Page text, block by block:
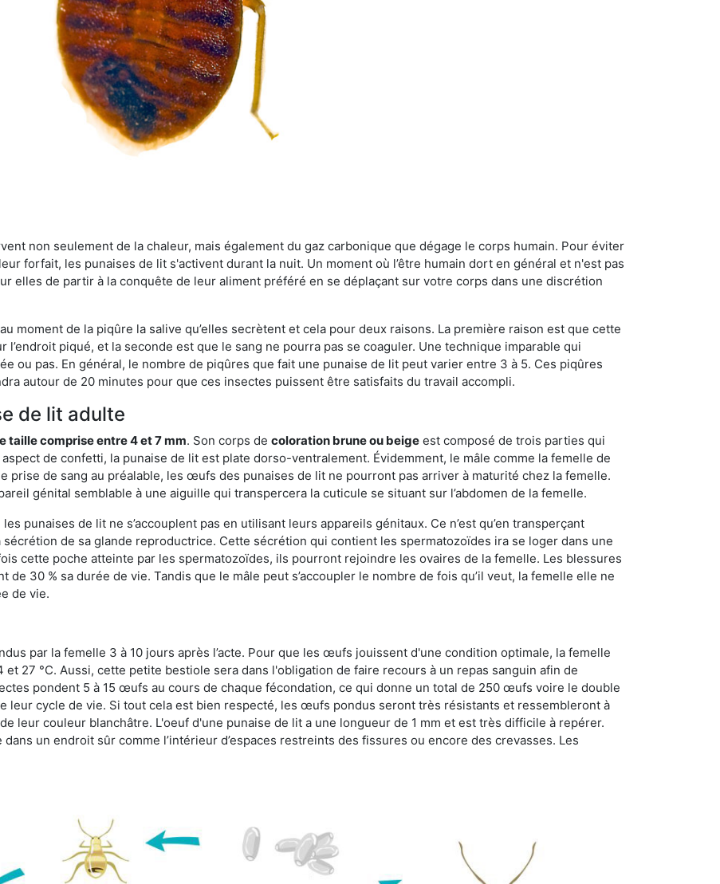
non seulement de la chaleur, mais également du gaz carbonique que dégage le corps humain. Pour éviter
forfait, les punaises de lit s'activent durant la nuit. Un moment où l’être humain dort en général et n'est pas
elles de partir à la conquête de leur aliment préféré en se déplaçant sur votre corps dans une discrétion
moment de la piqûre la salive qu’elles secrètent et cela pour deux raisons. La première raison est que cette
piqué, et la seconde est que le sang ne pourra pas se coaguler. Une technique imparable qui
ou pas. En général, le nombre de piqûres que fait une punaise de lit peut varier entre 3 à 5. Ces piqûres
autour de 20 minutes pour que ces insectes puissent être satisfaits du travail accompli.
de lit adulte
taille comprise entre 4 et 7 mm. Son corps de coloration brune ou beige est composé de trois parties qui
de confetti, la punaise de lit est plate dorso-ventralement. Évidemment, le mâle comme la femelle de
prise de sang au préalable, les œufs des punaises de lit ne pourront pas arriver à maturité chez la femelle.
génital semblable à une aiguille qui transpercera la cuticule se situant sur l’abdomen de la femelle.
punaises de lit ne s’accouplent pas en utilisant leurs appareils génitaux. Ce n’est qu’en transperçant
sécrétion de sa glande reproductrice. Cette sécrétion qui contient les spermatozoïdes ira se loger dans une
cette poche atteinte par les spermatozoïdes, ils pourront rejoindre les ovaires de la femelle. Les blessures
de 30 % sa durée de vie. Tandis que le mâle peut s’accoupler le nombre de fois qu’il veut, la femelle elle ne
de vie.
par la femelle 3 à 10 jours après l’acte. Pour que les œufs jouissent d'une condition optimale, la femelle
27 °C. Aussi, cette petite bestiole sera dans l'obligation de faire recours à un repas sanguin afin de
pondent 5 à 15 œufs au cours de chaque fécondation, ce qui donne un total de 250 œufs voire le double
leur cycle de vie. Si tout cela est bien respecté, les œufs pondus seront très résistants et ressembleront à
leur couleur blanchâtre. L'oeuf d'une punaise de lit a une longueur de 1 mm et est très difficile à repérer.
un endroit sûr comme l’intérieur d’espaces restreints des fissures ou encore des crevasses. Les